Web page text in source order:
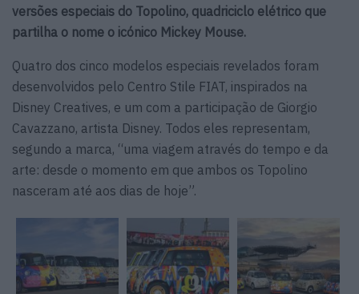
versões especiais do Topolino, quadriciclo elétrico que
partilha o nome o icónico Mickey Mouse.
Quatro dos cinco modelos especiais revelados foram
desenvolvidos pelo Centro Stile FIAT, inspirados na
Disney Creatives, e um com a participação de Giorgio
Cavazzano, artista Disney. Todos eles representam,
segundo a marca, “uma viagem através do tempo e da
arte: desde o momento em que ambos os Topolino
nasceram até aos dias de hoje”.